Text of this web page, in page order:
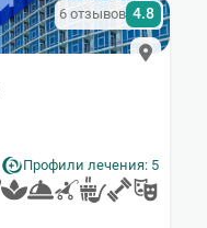
6 отзывов 4.8
Профили лечения: 5